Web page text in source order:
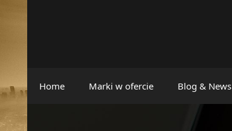
Home Marki w ofercie Blog & News